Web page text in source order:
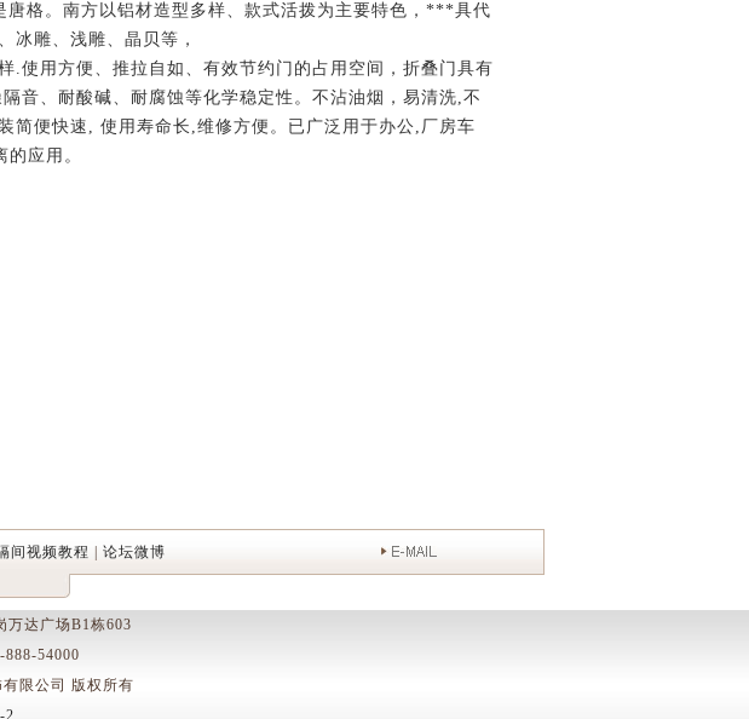
格。南方以铝材造型多样、款式活拨为主要特色，***具代
冰雕、浅雕、晶贝等，
.使用方便、推拉自如、有效节约门的占用空间，折叠门具有
音、耐酸碱、耐腐蚀等化学稳定性。不沾油烟，易清洗,不
简便快速, 使用寿命长,维修方便。已广泛用于办公,厂房车
应用。
间视频教程 论坛微博
万达广场B1栋603
888-54000
限公司 版权所有
2